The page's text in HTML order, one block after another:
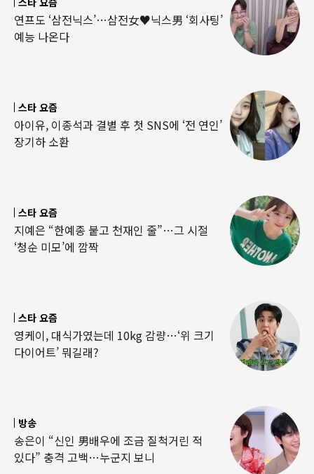
연프도 ‘삼전닉스’…삼전女♥닉스男 ‘회사팅’
예능 나온다
스타 요즘
아이유, 이종석과 결별 후 첫 SNS에 ‘전 연인’
장기하 소환
스타 요즘
지예은 “한예종 붙고 천재인 줄”…그 시절
‘청순 미모’에 깜짝
스타 요즘
영케이, 대식가였는데 10kg 감량…‘위 크기
다이어트’ 뭐길래?
방송
송은이 “신인 男배우에 조금 질척거린 적
있다” 충격 고백…누군지 보니